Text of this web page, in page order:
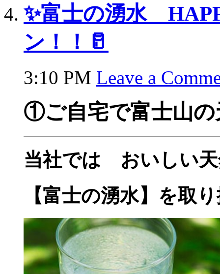
✨富士の湧水
ン！！🥛
3:10 PM Leave a
①ご自宅で富士山の
当社では おいしい
【富士の湧水】を取